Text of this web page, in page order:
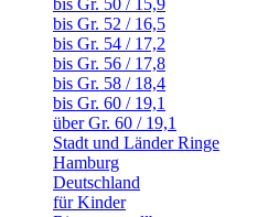
bis Gr. 52 / 16,5
bis Gr. 54 / 17,2
bis Gr. 56 / 17,8
bis Gr. 58 / 18,4
bis Gr. 60 / 19,1
über Gr. 60 / 19,1
Stadt und Länder Ringe
Hamburg
Deutschland
für Kinder